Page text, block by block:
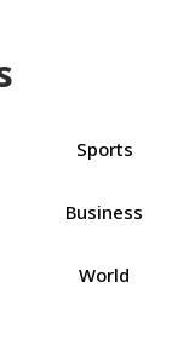
Sports
Business
World